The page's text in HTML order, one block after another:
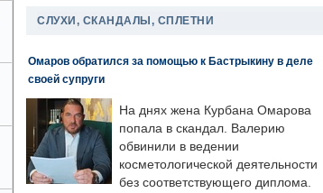
СЛУХИ, СКАНДАЛЫ, СПЛЕТНИ
Омаров обратился за помощью к Бастрыкину в деле
своей супруги
На днях жена Курбана Омарова
попала в скандал. Валерию
обвинили в ведении
косметологической деятельности
без соответствующего диплома.